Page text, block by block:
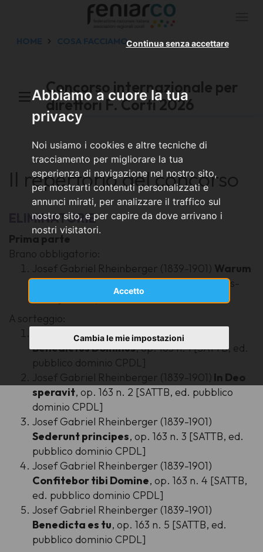
Abbiamo a cuore la tua
privacy
Noi usiamo i cookies e altre tecniche di
tracciamento per migliorare la tua
esperienza di navigazione nel nostro sito,
per mostrarti contenuti personalizzati e
annunci mirati, per analizzare il traffico sul
nostro sito, e per capire da dove arrivano i
nostri visitatori.
Accetto
Continua senza accettare
Cambia le mie impostazioni
HOME COSA FACCIAMO
Concorso internazionale per
direttori F. Corti 2026
Il repertorio del concorso
ELIMINATORIE
Prima parte
Brano obbligatorio:
Josef Gabriel Rheinberger (1839-1901) Warum
toben die Heidenop. 40 [SATB, ed. Carus-
anteprima PDF
A sorteggio:
Josef Gabriel Rheinberger (1839-1901)
Benedictus Dominus, op. 163 n. 1 [SATTB, ed.
pubblico dominio CPDL]
Josef Gabriel Rheinberger (1839-1901) In Deo
speravit, op. 163 n. 2 [SATTB, ed. pubblico
dominio CPDL]
Josef Gabriel Rheinberger (1839-1901)
Sederunt principes, op. 163 n. 3 [SATTB, ed.
pubblico dominio CPDL]
Josef Gabriel Rheinberger (1839-1901)
Confitebor tibi Domine, op. 163 n. 4 [SATTB,
ed. pubblico dominio CPDL]
Josef Gabriel Rheinberger (1839-1901)
Benedicta es tu, op. 163 n. 5 [SATTB, ed.
pubblico dominio CPDL]